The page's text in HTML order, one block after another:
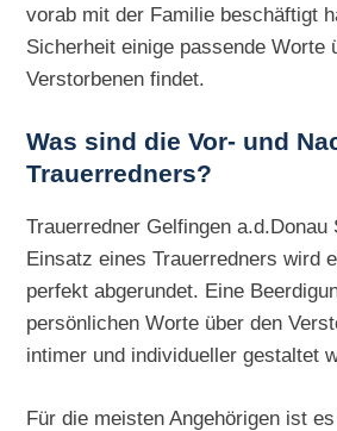
vorab mit der Familie beschäftigt
Sicherheit einige passende Worte
Verstorbenen findet.
Was sind die Vor- und
Trauerredners?
Trauerredner Gelfingen a.d.Donau
Einsatz eines Trauerredners wird
perfekt abgerundet. Eine
persönlichen Worte über den
intimer und individueller gestaltet
Für die meisten Angehörigen ist